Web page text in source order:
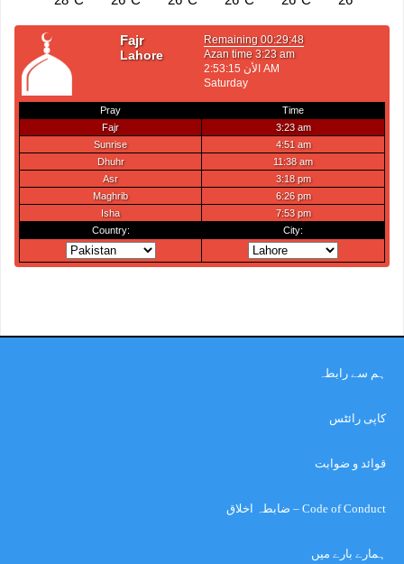
ہم سے رابطہ
کاپی رائٹس
قوائد و ضوابت
Code of Conduct – ضابطہ اخلاق
ہمارے بارے میں